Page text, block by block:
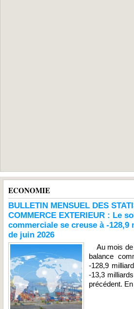
ECONOMIE
BULLETIN MENSUEL DES
COMMERCE EXTERIEUR : Le
commerciale se creuse à -
de juin 2026
Au mois de
balance
-128,9
-13,3
précédent.